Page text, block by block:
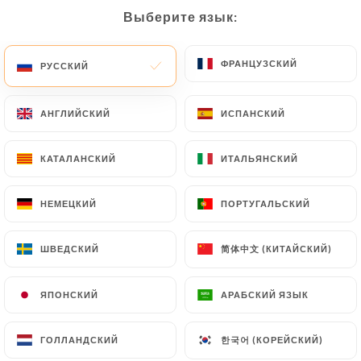
Выберите язык:
РУССКИЙ ФРАНЦУЗСКИЙ
АНГЛИЙСКИЙ ИСПАНСКИЙ
КАТАЛАНСКИЙ ИТАЛЬЯНСКИЙ
НЕМЕЦКИЙ ПОРТУГАЛЬСКИЙ
ШВЕДСКИЙ 简体中文 (КИТАЙСКИЙ)
ЯПОНСКИЙ АРАБСКИЙ ЯЗЫК
ГОЛЛАНДСКИЙ 한국어 (КОРЕЙСКИЙ)
ГЛАВНАЯ СТРАНИЦА СВЯЗАТЬСЯ С НАМИ
O'Staff
Выберите язык:
РУССКИЙ ФРАНЦУЗСКИЙ
АНГЛИЙСКИЙ ИСПАНСКИЙ
КАТАЛАНСКИЙ ИТАЛЬЯНСКИЙ
НЕМЕЦКИЙ ПОРТУГАЛЬСКИЙ
ШВЕДСКИЙ 简体中文 (КИТАЙСКИЙ)
ЯПОНСКИЙ АРАБСКИЙ ЯЗЫК
ГОЛЛАНДСКИЙ 한국어 (КОРЕЙСКИЙ)